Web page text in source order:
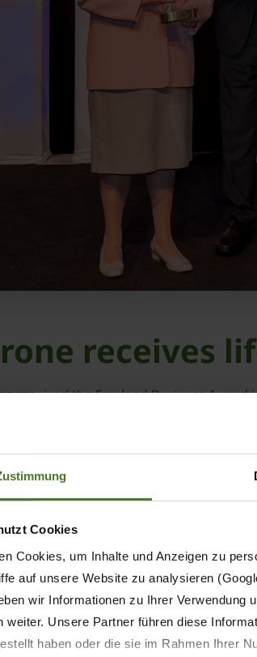
Cookies
Cookies, um Inhalte und Anzeigen zu
auf unsere Website zu analysieren
wir Informationen zu Ihrer Verwendung
weiter. Unsere Partner führen diese
haben oder die sie im Rahmen Ihrer
receives
received the Emsland Business
of Emsland life”, said Bernard Meyer
entrepreneurial activities, but also
winner is the Dr Bernard Krone